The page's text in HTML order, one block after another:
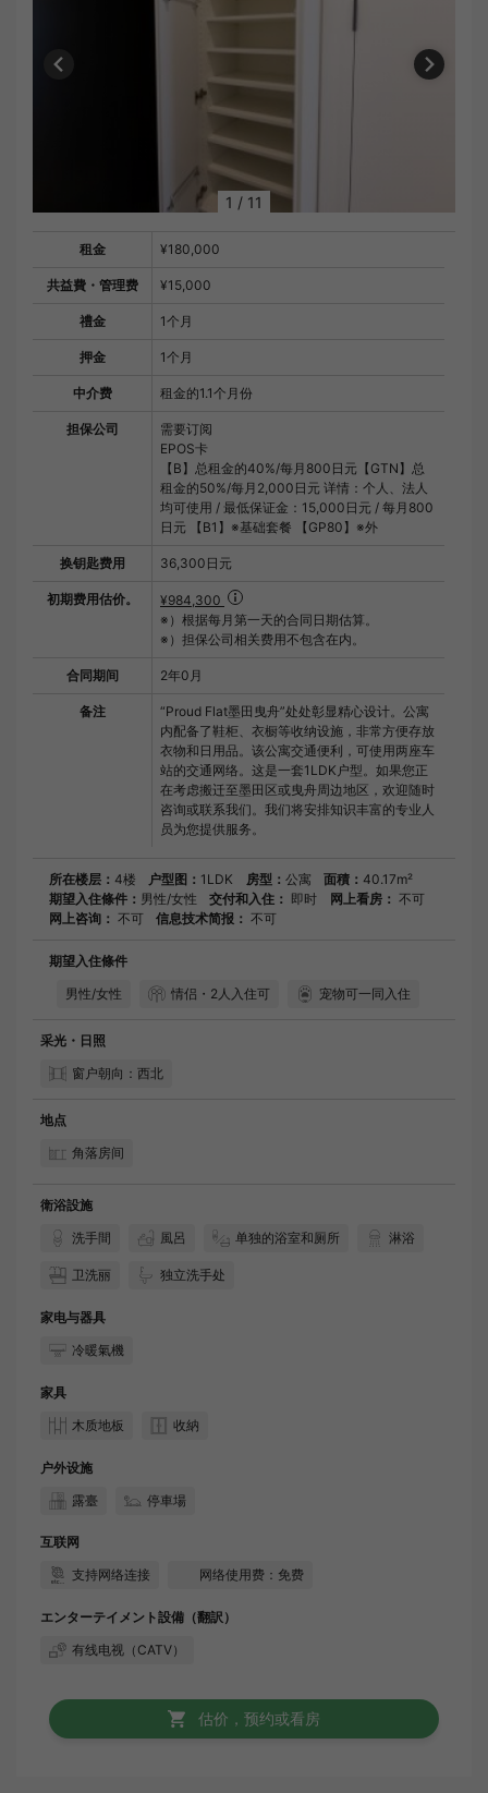
1 / 11
租金 ¥180,000
共益費・管理费 ¥15,000
禮金 1个月
押金 1个月
中介费 租金的1.1个月份
担保公司
需要订阅
EPOS卡
【B】总租金的40%/每月800日元【GTN】总
租金的50%/每月2,000日元 详情：个人、法人
均可使用 / 最低保证金：15,000日元 / 每月800
日元 【B1】※基础套餐 【GP80】※外
换钥匙费用 36,300日元
初期费用估价。
¥984,300
※）根据每月第一天的合同日期估算。
※）担保公司相关费用不包含在内。
合同期间 2年0月
备注
“Proud Flat墨田曳舟”处处彰显精心设计。公寓
内配备了鞋柜、衣橱等收纳设施，非常方便存放
衣物和日用品。该公寓交通便利，可使用两座车
站的交通网络。这是一套1LDK户型。如果您正
在考虑搬迁至墨田区或曳舟周边地区，欢迎随时
咨询或联系我们。我们将安排知识丰富的专业人
员为您提供服务。
所在楼层： 4楼 户型图： 1LDK 房型： 公寓 面積：40.17m²
期望入住條件： 男性/女性 交付和入住： 即时 网上看房： 不可
网上咨询： 不可 信息技术简报： 不可
期望入住條件
男性/女性
情侣・2人入住可 宠物可一同入住
采光・日照
窗户朝向：西北
地点
角落房间
衛浴設施
洗手間
風呂 单独的浴室和厕所 淋浴
卫洗丽 独立洗手处
家电与器具
冷暖氣機
家具
木质地板
收納
户外设施
露臺
停車場
互联网
支持网络连接
网络使用费：免费
エンターテイメント設備（翻訳）
有线电视（CATV）
估价，预约或看房